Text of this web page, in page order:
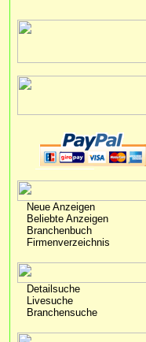
Neue Anzeigen
Beliebte Anzeigen
Branchenbuch
Firmenverzeichnis
Detailsuche
Livesuche
Branchensuche